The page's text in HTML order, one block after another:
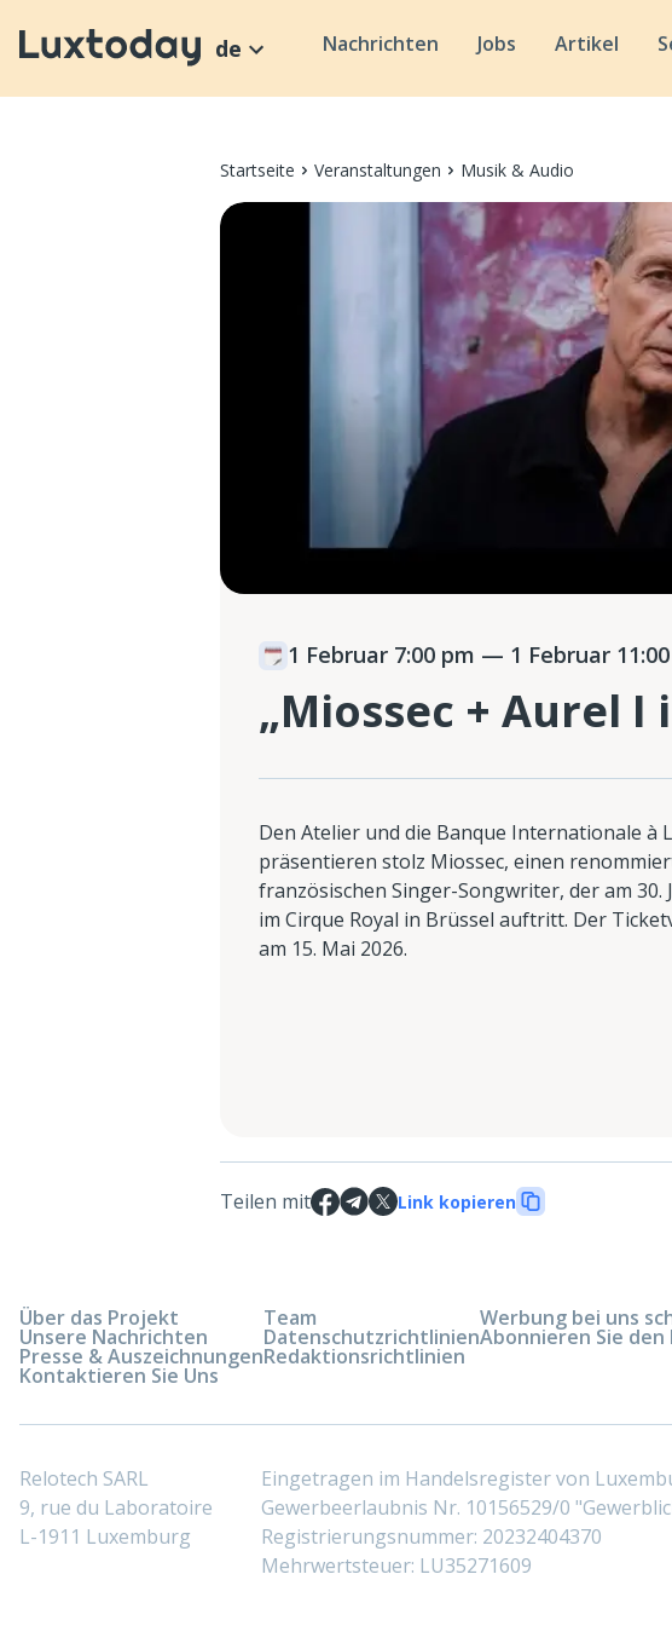
de Nachrichten Jobs Artikel
Startseite Veranstaltungen Musik & Audio
1 Februar 7:00 pm — 1 Februar
„Miossec + Aurel
Den Atelier und die Banque Internationale à
präsentieren stolz Miossec, einen
französischen Singer-Songwriter, der am 30.
im Cirque Royal in Brüssel auftritt. Der
am 15. Mai 2026.
Teilen mit Link kopieren
Über das Projekt
Unsere Nachrichten
Presse & Auszeichnungen
Kontaktieren Sie Uns
Team
Datenschutzrichtlinien
Redaktionsrichtlinien
Werbung bei uns
Abonnieren Sie
Relotech SARL
9, rue du Laboratoire
L-1911 Luxemburg
Eingetragen im Handelsregister von
Gewerbeerlaubnis Nr. 10156529/0
Registrierungsnummer: 20232404370
Mehrwertsteuer: LU35271609